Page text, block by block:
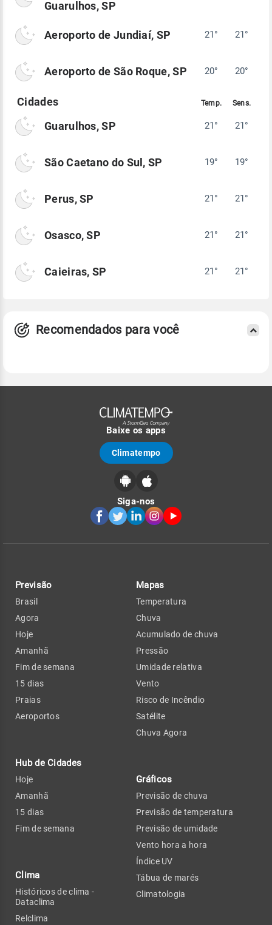
Guarulhos, SP
Aeroporto de Jundiaí, SP 21° 21°
Aeroporto de São Roque, SP 20° 20°
Guarulhos, SP 21° 21°
São Caetano do Sul, SP 19° 19°
Perus, SP 21° 21°
Osasco, SP 21° 21°
Caieiras, SP 21° 21°
Recomendados para você
Baixe os apps
Climatempo
Siga-nos
Previsão
Brasil
Agora
Hoje
Amanhã
Fim de semana
15 dias
Praias
Aeroportos
Hub de Cidades
Hoje
Amanhã
15 dias
Fim de semana
Clima
Históricos de clima -
Dataclima
Relclima
Mapas
Temperatura
Chuva
Acumulado de chuva
Pressão
Umidade relativa
Vento
Risco de Incêndio
Satélite
Chuva Agora
Gráficos
Previsão de chuva
Previsão de temperatura
Previsão de umidade
Vento hora a hora
Índice UV
Tábua de marés
Climatologia